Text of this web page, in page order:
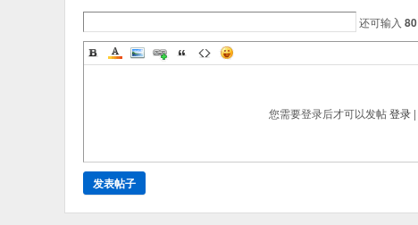
还可输入 80
您需要登录后才可以发帖登录|
发表帖子